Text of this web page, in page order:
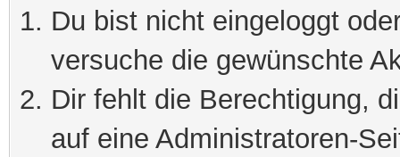
Du bist nicht eingeloggt
versuche die gewünschte
Dir fehlt die Berechtigung,
auf eine Administratoren-